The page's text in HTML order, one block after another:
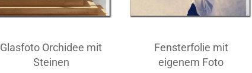
Glasfoto Orchidee mit
Steinen
Fensterfolie mit
eigenem Foto